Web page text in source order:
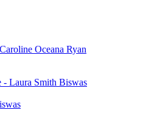
Oceana Ryan
- Laura Smith Biswas